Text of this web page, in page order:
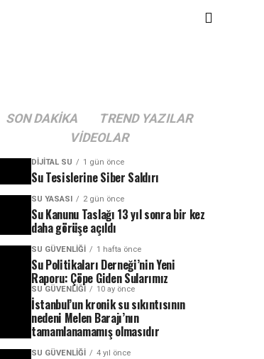
SON DAKIKA
TREND YAZILAR
VIDEOLAR
DIJITAL SU 1 gün önce
Su Tesislerine Siber Saldırı
SU YASASI 2 gün önce
Su Kanunu Taslağı 13 yıl sonra bir kez
daha görüşe açıldı
SU GÜVENLIĞI 1 hafta önce
Su Politikaları Derneği’nin Yeni
Raporu: Çöpe Giden Sularımız
SU GÜVENLIĞI 10 ay önce
İstanbul’un kronik su sıkıntısının
nedeni Melen Barajı’nın
tamamlanamamış olmasıdır
SU GÜVENLIĞI 4 yıl önce